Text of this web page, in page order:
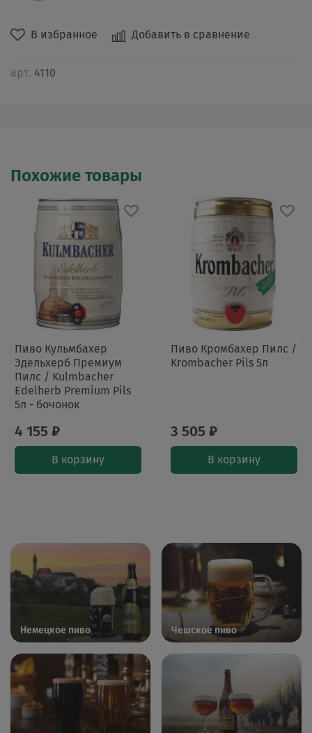
В избранное Добавить в сравнение
арт. 4110
Похожие товары
Пиво Кульмбахер
Эдельхерб Премиум
Пилс / Kulmbacher
Edelherb Premium Pils
5л - бочонок
4 155 ₽
В корзину
Пиво Кромбахер Пилс /
Krombacher Pils 5л
3 505 ₽
В корзину
Немецкое пиво Чешское пиво